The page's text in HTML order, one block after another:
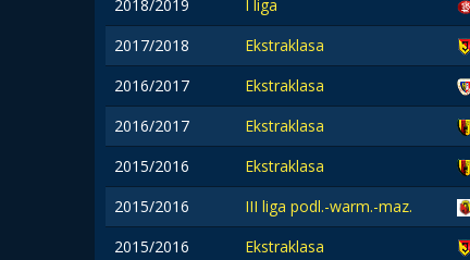
2018/2019
I liga
2017/2018
Ekstraklasa
2016/2017
Ekstraklasa
2016/2017
Ekstraklasa
2015/2016
Ekstraklasa
2015/2016
III liga podl.-warm.-maz.
2015/2016
Ekstraklasa